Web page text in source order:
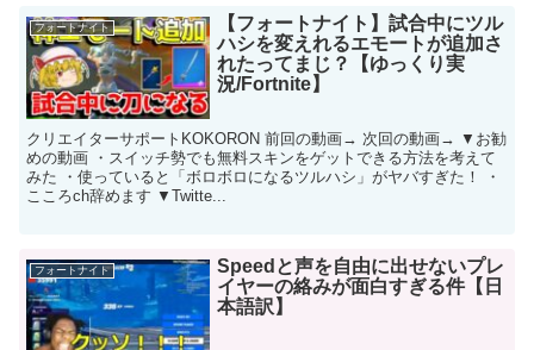
フォートナイト
【フォートナイト】試合中にツル
ハシを変えれるエモートが追加さ
れたってまじ？【ゆっくり実
況/Fortnite】
クリエイターサポートKOKORON 前回の動画→ 次回の動画→ ▼お勧
めの動画 ・スイッチ勢でも無料スキンをゲットできる方法を考えて
みた ・使っていると「ボロボロになるツルハシ」がヤバすぎた！ ・
こころch辞めます ▼Twitte...
フォートナイト
Speedと声を自由に出せないプレ
イヤーの絡みが面白すぎる件【日
本語訳】